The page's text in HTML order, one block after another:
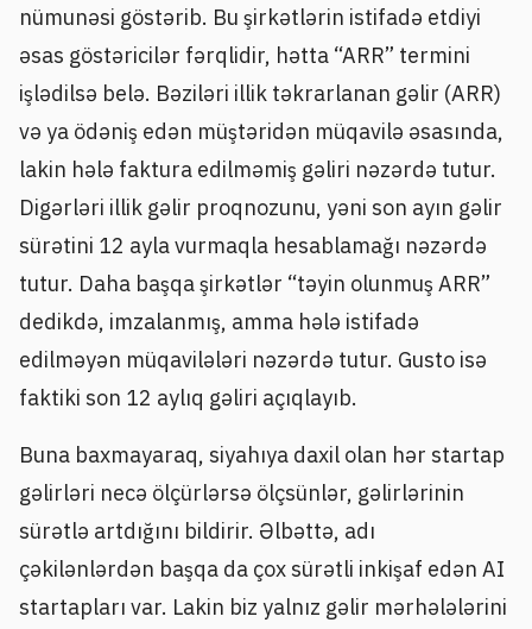
nümunəsi göstərib. Bu şirkətlərin istifadə etdiyi
əsas göstəricilər fərqlidir, hətta “ARR” termini
işlədilsə belə. Bəziləri illik təkrarlanan gəlir (ARR)
və ya ödəniş edən müştəridən müqavilə əsasında,
lakin hələ faktura edilməmiş gəliri nəzərdə tutur.
Digərləri illik gəlir proqnozunu, yəni son ayın gəlir
sürətini 12 ayla vurmaqla hesablamağı nəzərdə
tutur. Daha başqa şirkətlər “təyin olunmuş ARR”
dedikdə, imzalanmış, amma hələ istifadə
edilməyən müqavilələri nəzərdə tutur. Gusto isə
faktiki son 12 aylıq gəliri açıqlayıb.
Buna baxmayaraq, siyahıya daxil olan hər startap
gəlirləri necə ölçürlərsə ölçsünlər, gəlirlərinin
sürətlə artdığını bildirir. Əlbəttə, adı
çəkilənlərdən başqa da çox sürətli inkişaf edən AI
startapları var. Lakin biz yalnız gəlir mərhələlərini